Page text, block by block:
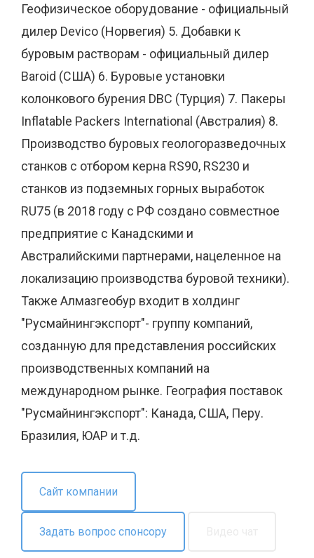
Геофизическое оборудование - официальный
дилер Devico (Норвегия) 5. Добавки к
буровым растворам - официальный дилер
Baroid (США) 6. Буровые установки
колонкового бурения DBC (Турция) 7. Пакеры
Inflatable Packers International (Австралия) 8.
Производство буровых геологоразведочных
станков с отбором керна RS90, RS230 и
станков из подземных горных выработок
RU75 (в 2018 году с РФ создано совместное
предприятие с Канадскими и
Австралийскими партнерами, нацеленное на
локализацию производства буровой техники).
Также Алмазгеобур входит в холдинг
"Русмайнингэкспорт"- группу компаний,
созданную для представления российских
производственных компаний на
международном рынке. География поставок
"Русмайнингэкспорт": Канада, США, Перу.
Бразилия, ЮАР и т.д.
Сайт компании
Задать вопрос спонсору